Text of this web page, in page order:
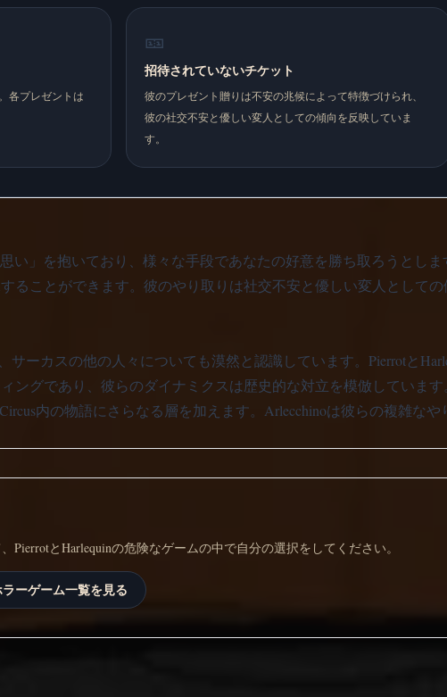
各プレゼントは
🎫
招待されていないチケット
彼のプレゼント贈りは不安の兆候によって特徴づけられ、
彼の社交不安と優しい変人としての傾向を反映していま
す。
い」を抱いており、様々な手段であなたの好意を勝ち取ろうとし
ることができます。彼のやり取りは社交不安と優しい変人として
サーカスの他の人々についても漠然と認識しています。Pierrotと
ングであり、彼らのダイナミクスは歴史的な対立を模倣しています
Circus内の物語にさらなる層を加えます。Arlecchinoは彼らの複雑
PierrotとHarlequinの危険なゲームの中で自分の選択をしてください。
ーゲーム一覧を見る